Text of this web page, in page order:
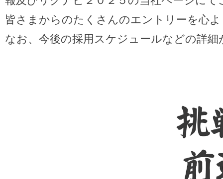
皆さまからのたくさんのエントリーを心
なお、今後の採用スケジュールなどの詳